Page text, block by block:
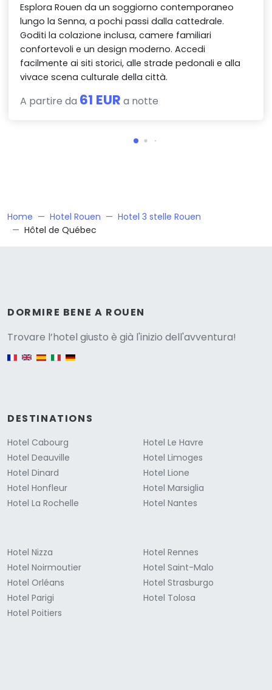
Esplora Rouen da un soggiorno contemporaneo
lungo la Senna, a pochi passi dalla cattedrale.
Goditi la colazione inclusa, camere familiari
confortevoli e un design moderno. Accedi
facilmente ai siti storici, alle strade pedonali e alla
vivace scena culturale della città.
A partire da 61 EUR a notte
Home Hotel Rouen
Hotel 3 stelle Rouen
Hôtel de Québec
DORMIRE BENE A ROUEN
Trovare l’hotel giusto è già l'inizio dell'avventura!
English version
DESTINATIONS
Hotel Cabourg
Hotel Deauville
Hotel Dinard
Hotel Honfleur
Hotel La Rochelle
Hotel Le Havre
Hotel Limoges
Hotel Lione
Hotel Marsiglia
Hotel Nantes
Hotel Nizza
Hotel Noirmoutier
Hotel Orléans
Hotel Parigi
Hotel Poitiers
Hotel Rennes
Hotel Saint-Malo
Hotel Strasburgo
Hotel Tolosa